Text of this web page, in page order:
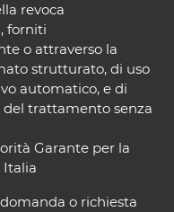
revoca
forniti
o attraverso la
strutturato, di uso
automatico, e di
trattamento senza
Garante per la
Italia
o richiesta